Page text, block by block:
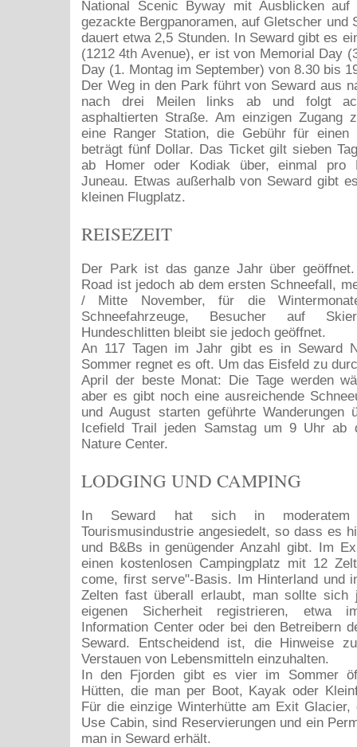
National Scenic Byway mit Ausblicken auf
gezackte Bergpanoramen, auf Gletscher und
dauert etwa 2,5 Stunden. In Seward gibt es
(1212 4th Avenue), er ist von Memorial Day
Day (1. Montag im September) von 8.30 bis
Der Weg in den Park führt von Seward aus
nach drei Meilen links ab und folgt
asphaltierten Straße. Am einzigen Zugang
eine Ranger Station, die Gebühr für einen
beträgt fünf Dollar. Das Ticket gilt sieben
ab Homer oder Kodiak über, einmal pro
Juneau. Etwas außerhalb von Seward gibt
kleinen Flugplatz.
REISEZEIT
Der Park ist das ganze Jahr über
Road ist jedoch ab dem ersten Schneefall,
/ Mitte November, für die
Schneefahrzeuge, Besucher auf
Hundeschlitten bleibt sie jedoch geöffnet.
An 117 Tagen im Jahr gibt es in Seward
Sommer regnet es oft. Um das Eisfeld zu
April der beste Monat: Die Tage werden
aber es gibt noch eine ausreichende
und August starten geführte Wanderungen
Icefield Trail jeden Samstag um 9 Uhr ab
Nature Center.
LODGING UND CAMPING
In Seward hat sich in moderatem
Tourismusindustrie angesiedelt, so dass es
und B&Bs in genügender Anzahl gibt. Im
einen kostenlosen Campingplatz mit 12
come, first serve"-Basis. Im Hinterland und
Zelten fast überall erlaubt, man sollte sich
eigenen Sicherheit registrieren, etwa
Information Center oder bei den Betreibern
Seward. Entscheidend ist, die Hinweise
Verstauen von Lebensmitteln einzuhalten.
In den Fjorden gibt es vier im Sommer
Hütten, die man per Boot, Kayak oder
Für die einzige Winterhütte am Exit Glacier,
Use Cabin, sind Reservierungen und ein
man in Seward erhält.